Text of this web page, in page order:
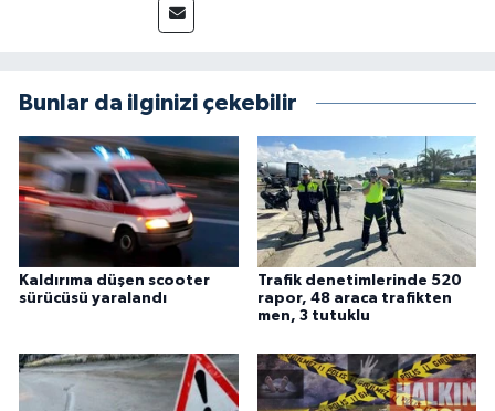
Bunlar da ilginizi çekebilir
Kaldırıma düşen scooter
sürücüsü yaralandı
Trafik denetimlerinde 520
rapor, 48 araca trafikten
men, 3 tutuklu